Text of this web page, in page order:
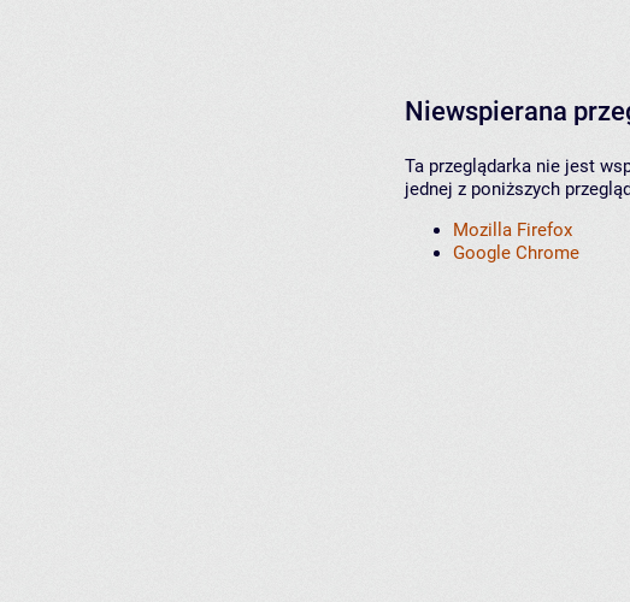
Niewspierana
Ta przeglądarka nie jest
jednej z poniższych
Mozilla Firefox
Google Chrome